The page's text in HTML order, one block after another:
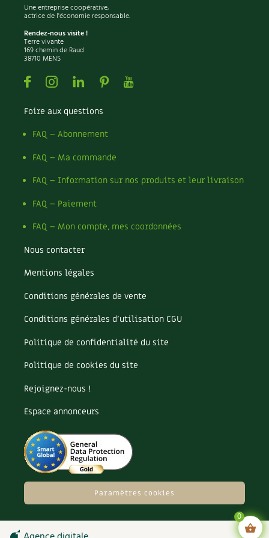
Une entreprise coopérative,
actrice de l'économie responsable.
Rendez-nous visite !
Terre vivante
169 chemin de Raud
38710 MENS
FacebookInstagramLinkedin
PinterestYoutube
Foire aux questions
FAQ – Abonnement
FAQ – Ma commande
FAQ – Information sur nos produits et leur livraison
FAQ – Paiement
FAQ – Mon compte, mes coordonnées
Nous contacter
Mentions légales
Conditions générales de vente
Conditions générales d’utilisation CGU
Politique de confidentialité du site
Politique de cookies du site
Rejoignez-nous !
Espace annonceurs
Paramètres cookies
0